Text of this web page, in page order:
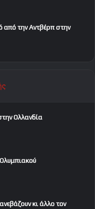
από την Αντβέρπ στην
Ολλανδία
κι άλλο τον